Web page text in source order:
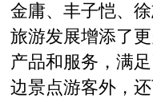
金庸、丰子恺、
旅游发展增添了
产品和服务，满
边景点游客外，